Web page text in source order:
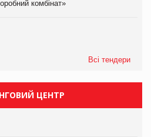
комбінат»
Всі тендери
ЦЕНТР